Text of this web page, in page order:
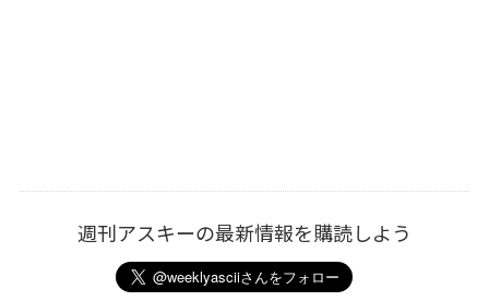
週刊アスキーの最新情報を購読しよう